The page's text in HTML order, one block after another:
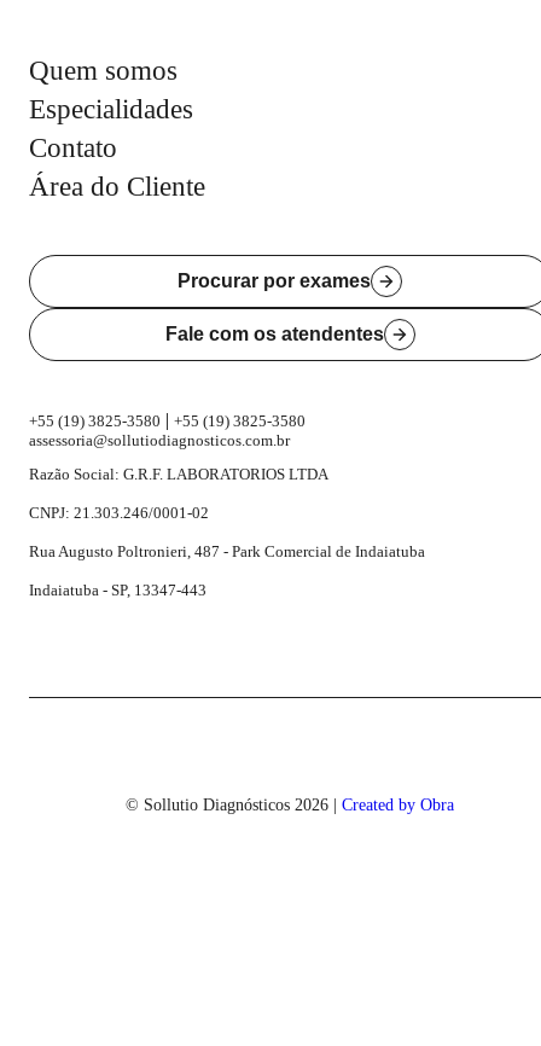
Quem somos
Especialidades
Contato
Área do Cliente
+55 (19) 3825-3580 | +55 (19) 3825-3580
assessoria@sollutiodiagnosticos.com.br
Razão Social: G.R.F. LABORATORIOS LTDA
CNPJ: 21.303.246/0001-02
Rua Augusto Poltronieri, 487 - Park Comercial de Indaiatuba
Indaiatuba - SP, 13347-443
Procurar por exames
Fale com os atendentes
© Sollutio Diagnósticos 2026 | Created by Obra